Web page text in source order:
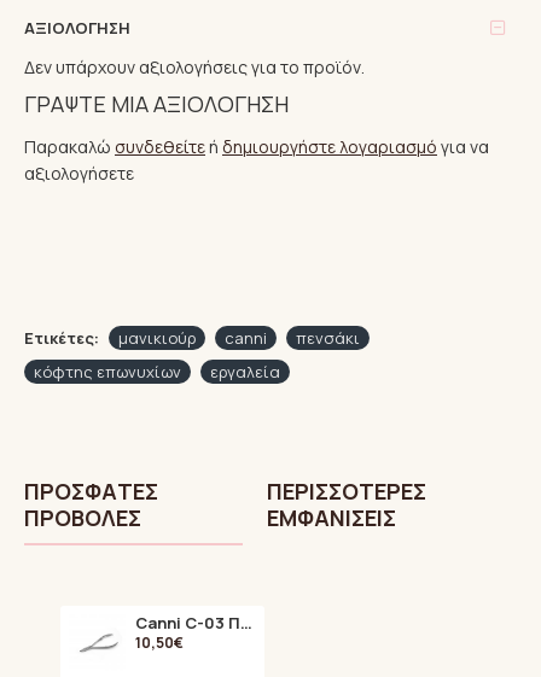
ΑΞΙΟΛΌΓΗΣΗ
Δεν υπάρχουν αξιολογήσεις για το προϊόν.
ΓΡΆΨΤΕ ΜΙΑ ΑΞΙΟΛΌΓΗΣΗ
Παρακαλώ συνδεθείτεή δημιουργήστε λογαριασμό για να
αξιολογήσετε
Ετικέτες: μανικιούρ canni
πενσάκι
κόφτης επωνυχίων
εργαλεία
ΠΡΌΣΦΑTΕΣ
ΠΡΟΒΟΛΈΣ
ΠΕΡΙΣΣΌΤΕΡΕΣ
ΕΜΦΑΝΊΣΕΙΣ
Canni C-03 Πενσάκι Επωνυχίων 5mm
10,50€